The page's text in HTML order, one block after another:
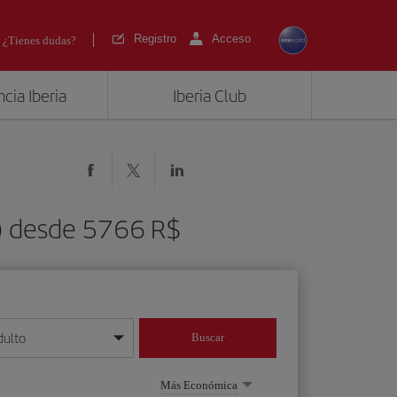
¿Tienes dudas? Registro Acceso
Iberia Iberia Club
desde 5766 R$
mes/año
Buscar
Más Económica